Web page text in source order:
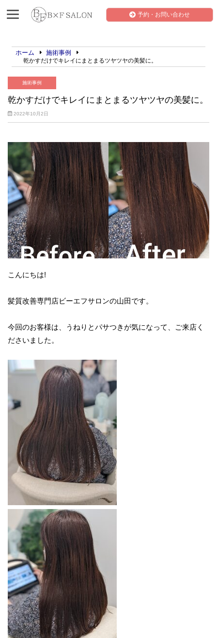
予約・お問い合わせ
ホーム 施術事例
乾かすだけでキレイにまとまるツヤツヤの美髪に。
施術事例
乾かすだけでキレイにまとまるツヤツヤの美髪に。
2022年10月2日
こんにちは!
髪質改善専門店ビーエフサロンの山田です。
今回のお客様は、うねりとパサつきが気になって、ご来店く
ださいました。